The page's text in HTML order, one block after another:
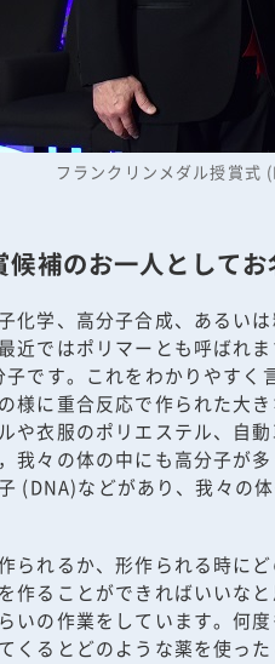
フランクリンメダル授賞
補のお一人として
学、高分子合成、あるいは
近ではポリマーとも呼ばれ
です。これをわかりやす
様に重合反応で作られた大
や衣服のポリエステル、自
我々の体の中にも高分子が
(DNA)などがあり、我々の
られるか、形作られる時に
作ることができればいいな
いの作業をしています。何
くるとどのような薬を使っ